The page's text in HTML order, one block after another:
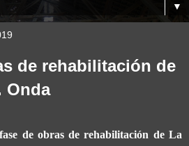
▼
de rehabilitación de
Onda
de obras de rehabilitación de La